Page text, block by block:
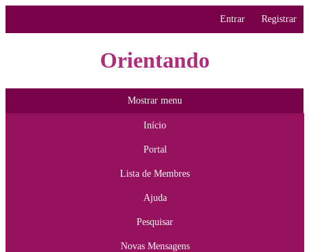
Entrar Registrar
Orientando
Mostrar menu
Início
Portal
Lista de Membres
Ajuda
Pesquisar
Novas Mensagens